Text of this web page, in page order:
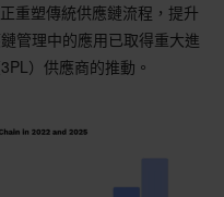
重塑傳統供應鏈流程，提升
管理中的應用已取得重大進
）供應商的推動。